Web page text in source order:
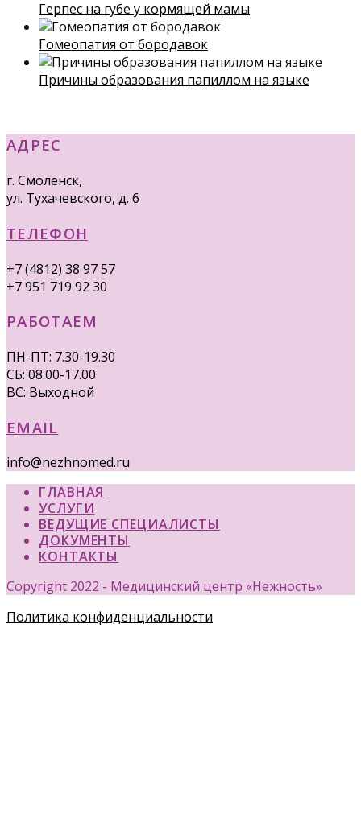
Герпес на губе у кормящей мамы
Гомеопатия от бородавок
Причины образования папиллом на языке
АДРЕС
г. Смоленск,
ул. Тухачевского, д. 6
ТЕЛЕФОН
+7 (4812) 38 97 57
+7 951 719 92 30
РАБОТАЕМ
ПН-ПТ: 7.30-19.30
СБ: 08.00-17.00
ВС: Выходной
EMAIL
info@nezhnomed.ru
ГЛАВНАЯ
УСЛУГИ
ВЕДУЩИЕ СПЕЦИАЛИСТЫ
ДОКУМЕНТЫ
КОНТАКТЫ
Copyright 2022 - Медицинский центр «Нежность»
Политика конфиденциальности